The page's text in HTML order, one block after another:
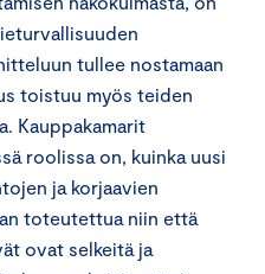
tullee nostamaan
toistuu myös teiden
Kauppakamarit
roolissa on, kuinka uusi
ja korjaavien
toteutettua niin että
ovat selkeitä ja